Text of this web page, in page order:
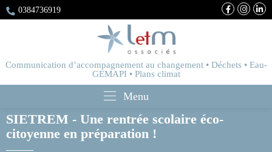
0384736919
Communication d’accompagnement au changement • Déchets • Eau-
GEMAPI • Plans climat
Menu
SIETREM - Une rentrée scolaire éco-
citoyenne en préparation !